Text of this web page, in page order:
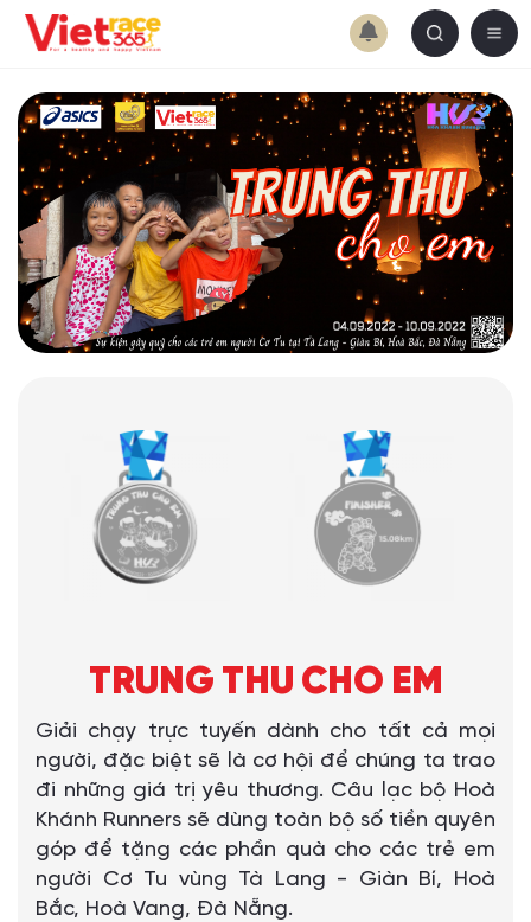
TRUNG THU CHO EM
Giải chạy trực tuyến dành cho tất cả mọi
người, đặc biệt sẽ là cơ hội để chúng ta trao
đi những giá trị yêu thương. Câu lạc bộ Hoà
Khánh Runners sẽ dùng toàn bộ số tiền quyên
góp để tặng các phần quà cho các trẻ em
người Cơ Tu vùng Tà Lang - Giàn Bí, Hoà
Bắc, Hoà Vang, Đà Nẵng.